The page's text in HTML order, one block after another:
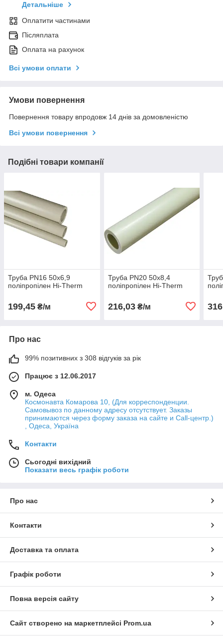
Детальніше
Оплатити частинами
Післяплата
Оплата на рахунок
Всі умови оплати
Умови повернення
Повернення товару впродовж 14 днів за домовленістю
Всі умови повернення
Подібні товари компанії
Труба PN16 50x6,9
поліпропілен Hi-Therm
199,45 ₴/м
Труба PN20 50x8,4
поліпропілен Hi-Therm
216,03₴/м
Про нас
99% позитивних з 308 відгуків за рік
Працює з 12.06.2017
м. Одеса
Космонавта Комарова 10, (Для корреспонденции.
Самовывоз по данному адресу отсутствует. Заказы
принимаются через форму заказа на сайте и Call-центр.)
, Одеса, Україна
Контакти
Сьогодні вихідний
Показати весь графік роботи
Про нас
Контакти
Доставка та оплата
Графік роботи
Повна версія сайту
Сайт створено на маркетплейсі Prom.ua